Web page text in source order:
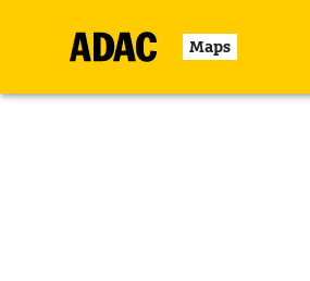
Maps